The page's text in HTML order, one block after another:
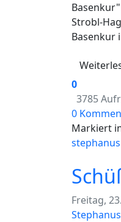
Strobl-
Basenkur
0
3785
0
Markiert
Freitag,